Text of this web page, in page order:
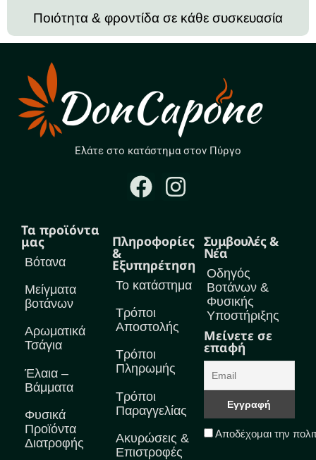
Ποιότητα & φροντίδα σε κάθε συσκευασία
Ελάτε στο κατάστημα στον Πύργο
Τα προϊόντα
μας
Βότανα
Μείγματα
βοτάνων
Αρωματικά
Τσάγια
Έλαια –
Βάμματα
Φυσικά
Προϊόντα
Διατροφής
Πληροφορίες
&
Εξυπηρέτηση
Το κατάστημα
Τρόποι
Αποστολής
Τρόποι
Πληρωμής
Τρόποι
Παραγγελίας
Ακυρώσεις &
Επιστροφές
Συμβουλές &
Νέα
Οδηγός
Βοτάνων &
Φυσικής
Υποστήριξης
Μείνετε σε
επαφή
Αποδέχομαι την